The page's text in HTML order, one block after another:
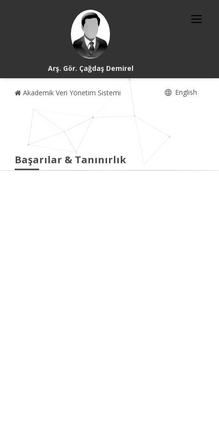
Arş. Gör. Çağdaş Demirel
Akademik Veri Yönetim Sistemi English
Başarılar & Tanınırlık